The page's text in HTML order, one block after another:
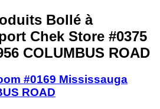
Bollé à
Chek Store #0375
COLUMBUS ROAD
#0169 Mississauga
ROAD